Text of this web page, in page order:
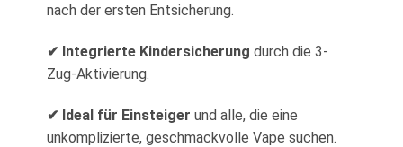
nach der ersten Entsicherung.
✔ Integrierte Kindersicherung durch die 3-
Zug-Aktivierung.
✔ Ideal für Einsteiger und alle, die eine
unkomplizierte, geschmackvolle Vape suchen.